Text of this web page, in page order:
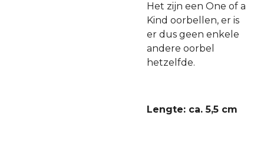
Het zijn een One of a
Kind oorbellen, er is
er dus geen enkele
andere oorbel
hetzelfde.
Lengte: ca. 5,5 cm